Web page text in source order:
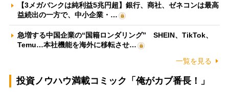
【3メガバンクは純利益5兆円超】銀行、商社、ゼネコンは最高
益続出の一方で、中小企業・…
急増する中国企業の“国籍ロンダリング” SHEIN、TikTok、
Temu…本社機能を海外に移転させ…
一覧を見る
投資ノウハウ満載コミック「俺がカブ番長！」